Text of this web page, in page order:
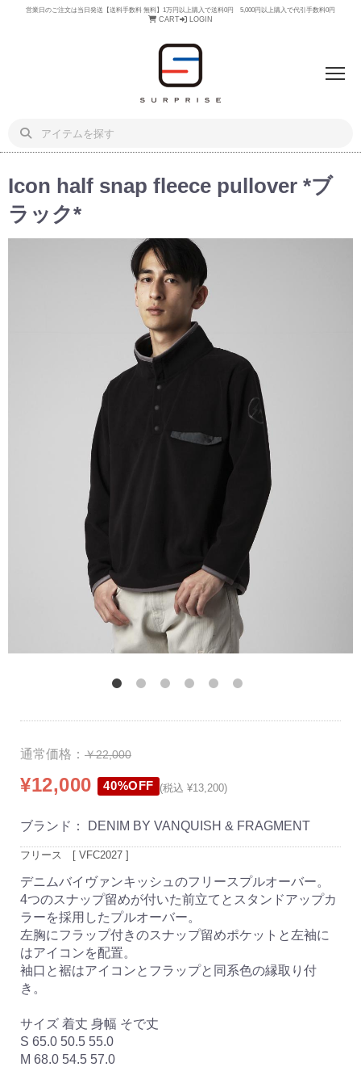
営業日のご注文は当日発送【送料手数料 無料】1万円以上購入で送料0円 5,000円以上購入で代引手数料0円
CART LOGIN
Icon half snap fleece pullover *ブ
ラック*
通常価格： ￥22,000
¥12,000 40%OFF (税込 ¥13,200)
ブランド： DENIM BY VANQUISH & FRAGMENT
フリース　[ VFC2027 ]
デニムバイヴァンキッシュのフリースプルオーバー。
4つのスナップ留めが付いた前立てとスタンドアップカ
ラーを採用したプルオーバー。
左胸にフラップ付きのスナップ留めポケットと左袖に
はアイコンを配置。
袖口と裾はアイコンとフラップと同系色の縁取り付
き。
サイズ 着丈 身幅 そで丈
S 65.0 50.5 55.0
M 68.0 54.5 57.0